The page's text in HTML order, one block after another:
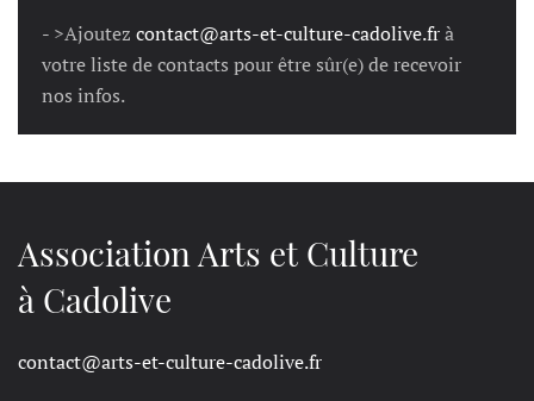
- >Ajoutez contact@arts-et-culture-cadolive.frà
votre liste de contacts pour être sûr(e) de recevoir
nos infos.
Association Arts et Culture
à Cadolive
contact@arts-et-culture-cadolive.fr